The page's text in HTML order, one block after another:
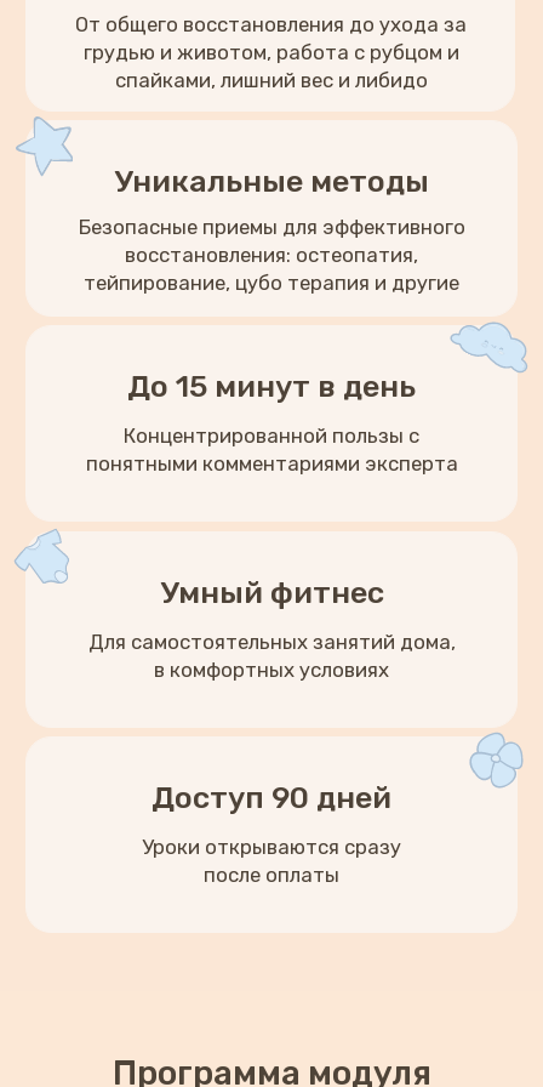
Программа модуля
Важно!
Обучение на курсе не является
медицинской услугой и онлайн-
вопросам. Постановка диагноза
и назначение плана лечения возможно
только на очном приеме в медицинских
учреждениях.